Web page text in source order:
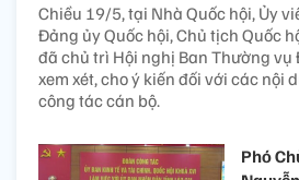
Chiều 19/5, tại Nhà Quốc hội, Ủy
Đảng ủy Quốc hội, Chủ tịch Quốc
đã chủ trì Hội nghị Ban Thường vụ
xem xét, cho ý kiến đối với các nội
công tác cán bộ.
Phó